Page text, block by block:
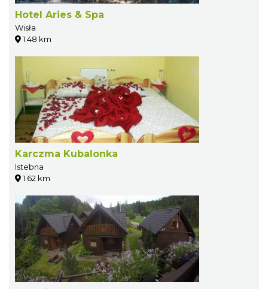
Hotel Aries & Spa
Wisła
1.48 km
Karczma Kubalonka
Istebna
1.62 km